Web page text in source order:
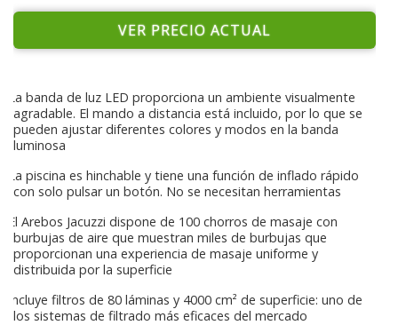
VER PRECIO ACTUAL
La banda de luz LED proporciona un ambiente visualmente
agradable. El mando a distancia está incluido, por lo que se
pueden ajustar diferentes colores y modos en la banda
luminosa
La piscina es hinchable y tiene una función de inflado rápido
con solo pulsar un botón. No se necesitan herramientas
El Arebos Jacuzzi dispone de 100 chorros de masaje con
burbujas de aire que muestran miles de burbujas que
proporcionan una experiencia de masaje uniforme y
distribuida por la superficie
Incluye filtros de 80 láminas y 4000 cm² de superficie: uno de
los sistemas de filtrado más eficaces del mercado